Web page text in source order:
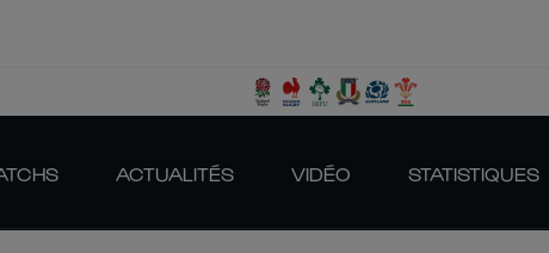
ACTUALITÉS VIDÉO STATISTIQUES